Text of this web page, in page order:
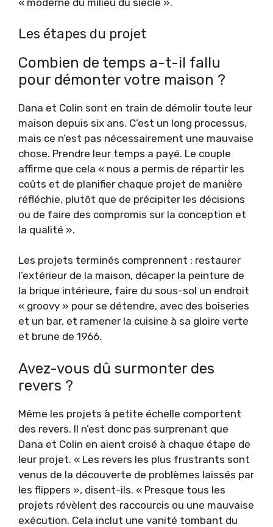
« moderne du milieu du siècle ».
Les étapes du projet
Combien de temps a-t-il fallu
pour démonter votre maison ?
Dana et Colin sont en train de démolir toute leur
maison depuis six ans. C’est un long processus,
mais ce n’est pas nécessairement une mauvaise
chose. Prendre leur temps a payé. Le couple
affirme que cela « nous a permis de répartir les
coûts et de planifier chaque projet de manière
réfléchie, plutôt que de précipiter les décisions
ou de faire des compromis sur la conception et
la qualité ».
Les projets terminés comprennent : restaurer
l’extérieur de la maison, décaper la peinture de
la brique intérieure, faire du sous-sol un endroit
« groovy » pour se détendre, avec des boiseries
et un bar, et ramener la cuisine à sa gloire verte
et brune de 1966.
Avez-vous dû surmonter des
revers ?
Même les projets à petite échelle comportent
des revers. Il n’est donc pas surprenant que
Dana et Colin en aient croisé à chaque étape de
leur projet. « Les revers les plus frustrants sont
venus de la découverte de problèmes laissés par
les flippers », disent-ils. « Presque tous les
projets révèlent des raccourcis ou une mauvaise
exécution. Cela inclut une vanité tombant du